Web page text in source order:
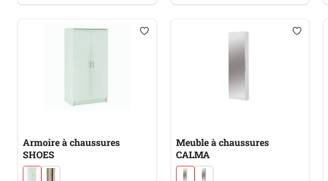
Armoire à chaussures
SHOES
Meuble à chaussures
CALMA